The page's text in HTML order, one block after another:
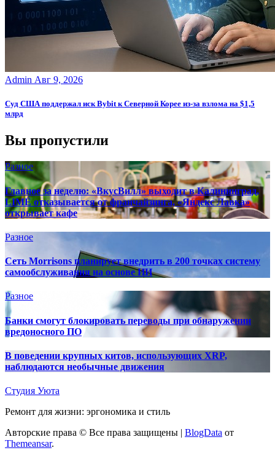
Admin Авг 9, 2026
Суд США поддержал иск Bybit к Северной Корее из-за взлома на $1,5
млрд
Вы пропустили
Разное
Главное за неделю: «ВкусВилл» выходит в Калининград,
LIMÉ отказывается от франчайзинга, «Яндекс Лавка»
открывает кафе
Разное
Сеть Morrisons планирует внедрить в 200 точках систему
самообслуживания на основе ИИ
Разное
Банки смогут блокировать переводы при обнаружении
вредоносного ПО
В поведении крупных китов, использующих XRP,
наблюдаются необычные движения
Студия Уюта
Ремонт для жизни: эргономика и стиль
Авторские права © Все права защищены | BlogData от
Themeansar.